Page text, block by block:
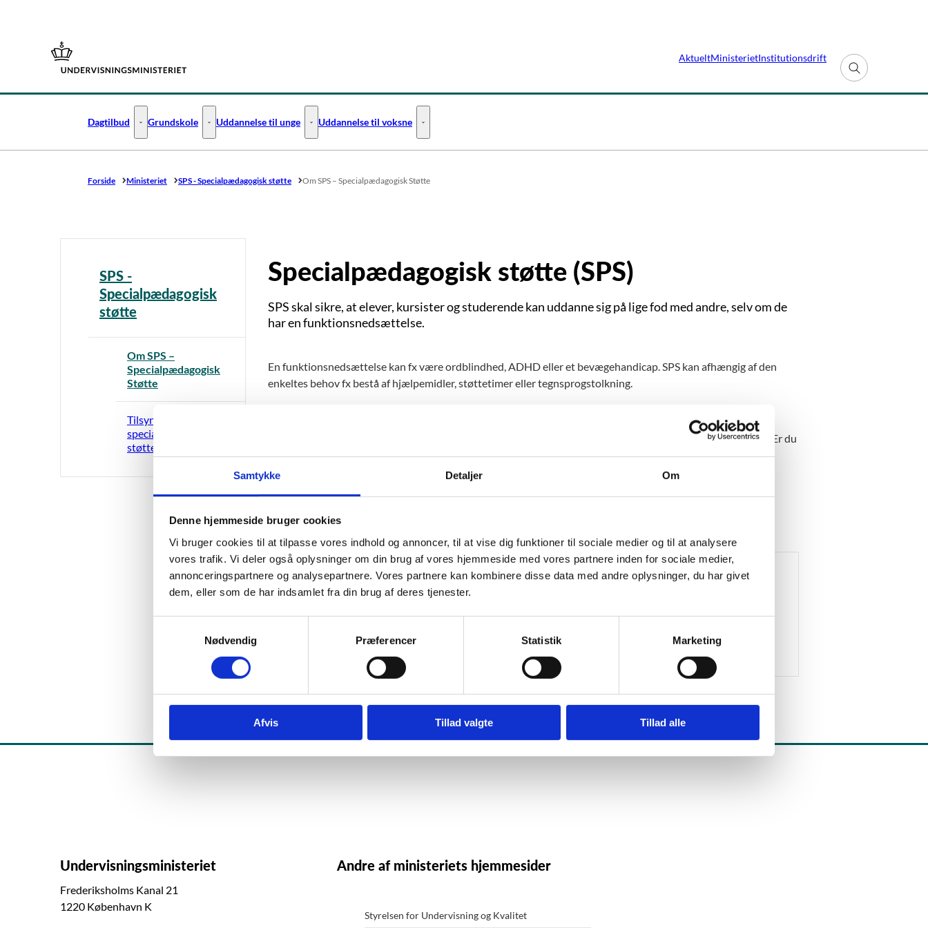
Samtykke Detaljer Om
Denne hjemmeside bruger cookies
Vi bruger cookies til at tilpasse vores indhold og annoncer, til at vise dig funktioner til sociale medier og til at analysere
vores trafik. Vi deler også oplysninger om din brug af vores hjemmeside med vores partnere inden for sociale medier,
annonceringspartnere og analysepartnere. Vores partnere kan kombinere disse data med andre oplysninger, du har givet
dem, eller som de har indsamlet fra din brug af deres tjenester.
v
Nødvendig Præferencer Statistik Marketing
Afvis Tillad valgte Tillad alle
Gå til forsiden
AktueltMinisterietInstitutionsdrift
Fold søgefelt ud
Dagtilbud Dagtilbud - Flere links
Grundskole Grundskole - Flere links
Uddannelse til unge Uddannelse til unge - Flere links
Uddannelse til voksne Uddannelse til voksne - Flere links
Forside Ministeriet SPS - Specialpædagogisk støtte Om SPS – Specialpædagogisk Støtte
SPS -
Specialpædagogisk
støtte
Om SPS –
Specialpædagogisk
Støtte
Tilsyn med
specialpædagogisk
støtte
Specialpædagogisk støtte (SPS)
SPS skal sikre, at elever, kursister og studerende kan uddanne sig på lige fod med andre, selv om de
har en funktionsnedsættelse.
En funktionsnedsættelse kan fx være ordblindhed, ADHD eller et bevægehandicap. SPS kan afhængig af den
enkeltes behov fx bestå af hjælpemidler, støttetimer eller tegnsprogstolkning.
Det er skolen eller uddannelsesstedet, der søger om SPS på vegne af eleven, kursisten eller den studerende. Er du
elev, kursist, studerende eller forælder og har spørgsmål til SPS, skal du derfor kontakte din skole eller
uddannelsesinstitution.
Du kan læse om støtteformer, ansøgningsprocedure og regler på spsu.dk (spsu.dk)
Læs mere
Specialpædagogisk støtte - SPS (spsu.dk)
Undervisningsministeriet
Frederiksholms Kanal 21
1220 København K
Andre af ministeriets hjemmesider
Styrelsen for Undervisning og Kvalitet